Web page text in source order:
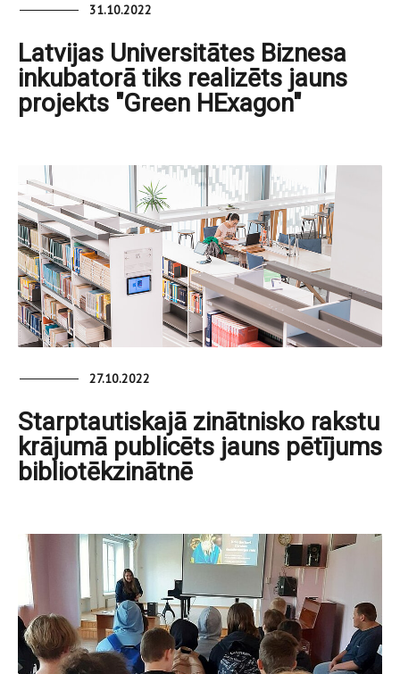
31.10.2022
Latvijas Universitātes Biznesa
inkubatorā tiks realizēts jauns
projekts "Green HExagon"
27.10.2022
Starptautiskajā zinātnisko rakstu
krājumā publicēts jauns pētījums
bibliotēkzinātnē